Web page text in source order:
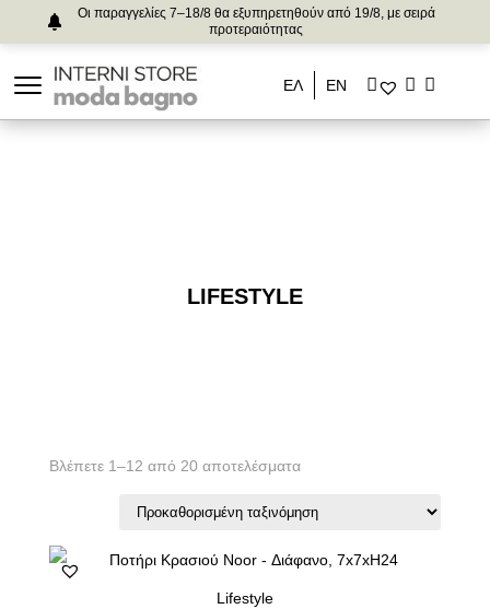
Οι παραγγελίες 7–18/8 θα εξυπηρετηθούν από 19/8, με σειρά
προτεραιότητας
ΕΛ ΕΝ
LIFESTYLE
Βλέπετε 1–12 από 20 αποτελέσματα
Lifestyle